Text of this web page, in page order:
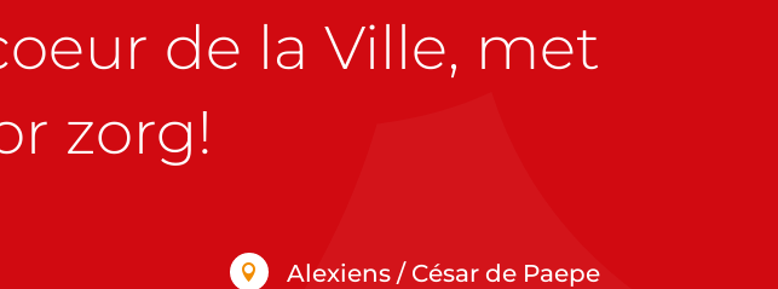
de la Ville, met
zorg!
 Alexiens / César de Paepe